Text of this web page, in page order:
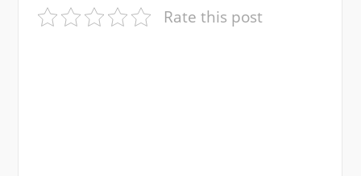
Rate this post